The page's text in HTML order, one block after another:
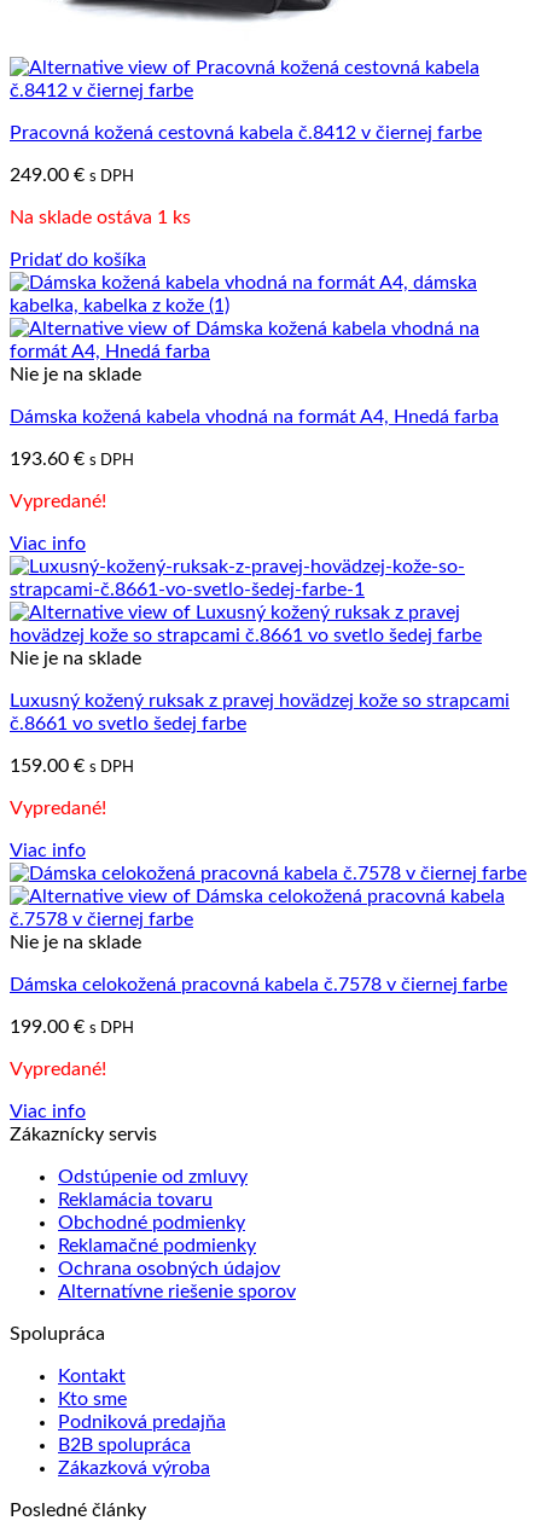
Pracovná kožená cestovná kabela č.8412 v čiernej farbe
249.00 € s DPH
Na sklade ostáva 1 ks
Pridať do košíka
Nie je na sklade
Dámska kožená kabela vhodná na formát A4, Hnedá farba
193.60 € s DPH
Vypredané!
Viac info
Nie je na sklade
Luxusný kožený ruksak z pravej hovädzej kože so strapcami
č.8661 vo svetlo šedej farbe
159.00 € s DPH
Vypredané!
Viac info
Nie je na sklade
Dámska celokožená pracovná kabela č.7578 v čiernej farbe
199.00 € s DPH
Vypredané!
Viac info
Zákaznícky servis
Odstúpenie od zmluvy
Reklamácia tovaru
Obchodné podmienky
Reklamačné podmienky
Ochrana osobných údajov
Alternatívne riešenie sporov
Spolupráca
Kontakt
Kto sme
Podniková predajňa
B2B spolupráca
Zákazková výroba
Posledné články